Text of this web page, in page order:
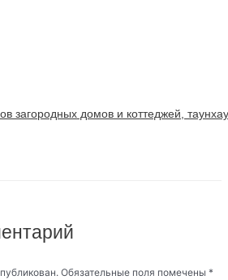
загородных домов и коттеджей,
Обязательные поля помечены *